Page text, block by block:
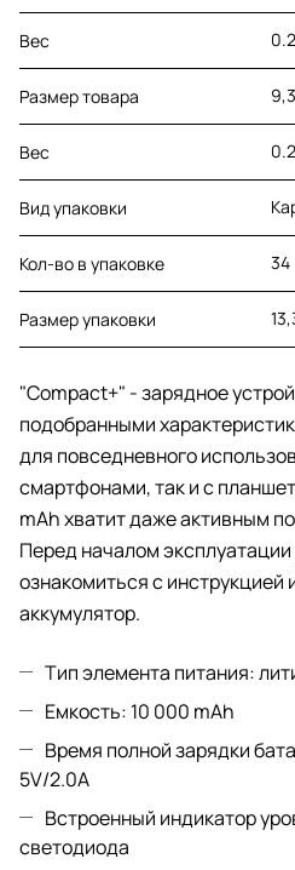
Вес
Размер товара
Вес
Вид упаковки
Кол-во в упаковке 34
Размер упаковки
"Compact+" - зарядное
подобранными
для повседневного
смартфонами, так и с
mAh хватит даже активным
Перед началом
ознакомиться с инструкцией
аккумулятор.
Тип элемента питания:
Емкость: 10 000 mAh
Время полной зарядки
5V/2.0А
Встроенный индикатор
светодиода